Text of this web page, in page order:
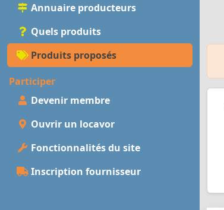
Annuaire producteurs
Quels produits
Produits proposés
Participer
Devenir membre
Ouvrir un locavor
Fonctionnalités du site
Inscription fournisseur